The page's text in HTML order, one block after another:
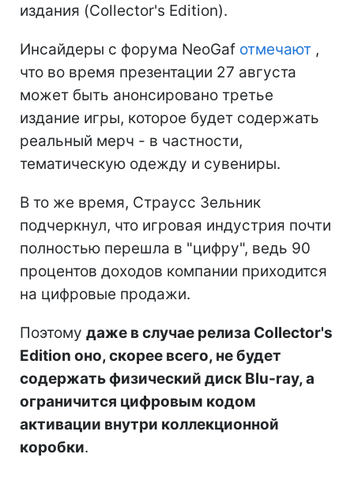
издания (Collector's Edition).
Инсайдеры с форума NeoGaf отмечают ,
что во время презентации 27 августа
может быть анонсировано третье
издание игры, которое будет содержать
реальный мерч - в частности,
тематическую одежду и сувениры.
В то же время, Страусс Зельник
подчеркнул, что игровая индустрия почти
полностью перешла в "цифру", ведь 90
процентов доходов компании приходится
на цифровые продажи.
Поэтому даже в случае релиза Collector's
Edition оно, скорее всего, не будет
содержать физический диск Blu-ray, а
ограничится цифровым кодом
активации внутри коллекционной
коробки.